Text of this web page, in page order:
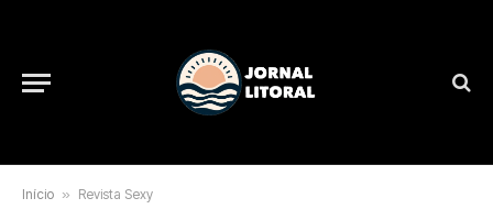
Início » Revista Sexy